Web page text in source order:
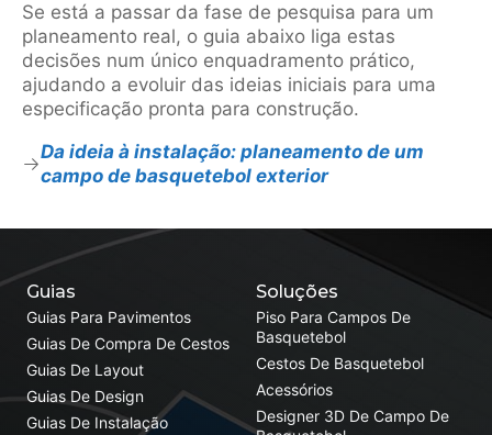
Se está a passar da fase de pesquisa para um
planeamento real, o guia abaixo liga estas
decisões num único enquadramento prático,
ajudando a evoluir das ideias iniciais para uma
especificação pronta para construção.
Da ideia à instalação: planeamento de um
campo de basquetebol exterior
Soluções
Piso Para Campos De
Basquetebol
Cestos De Basquetebol
Acessórios
Designer 3D De Campo De
Guias
Guias Para Pavimentos
Guias De Compra De Cestos
Guias De Layout
Guias De Design
Guias De Instalação